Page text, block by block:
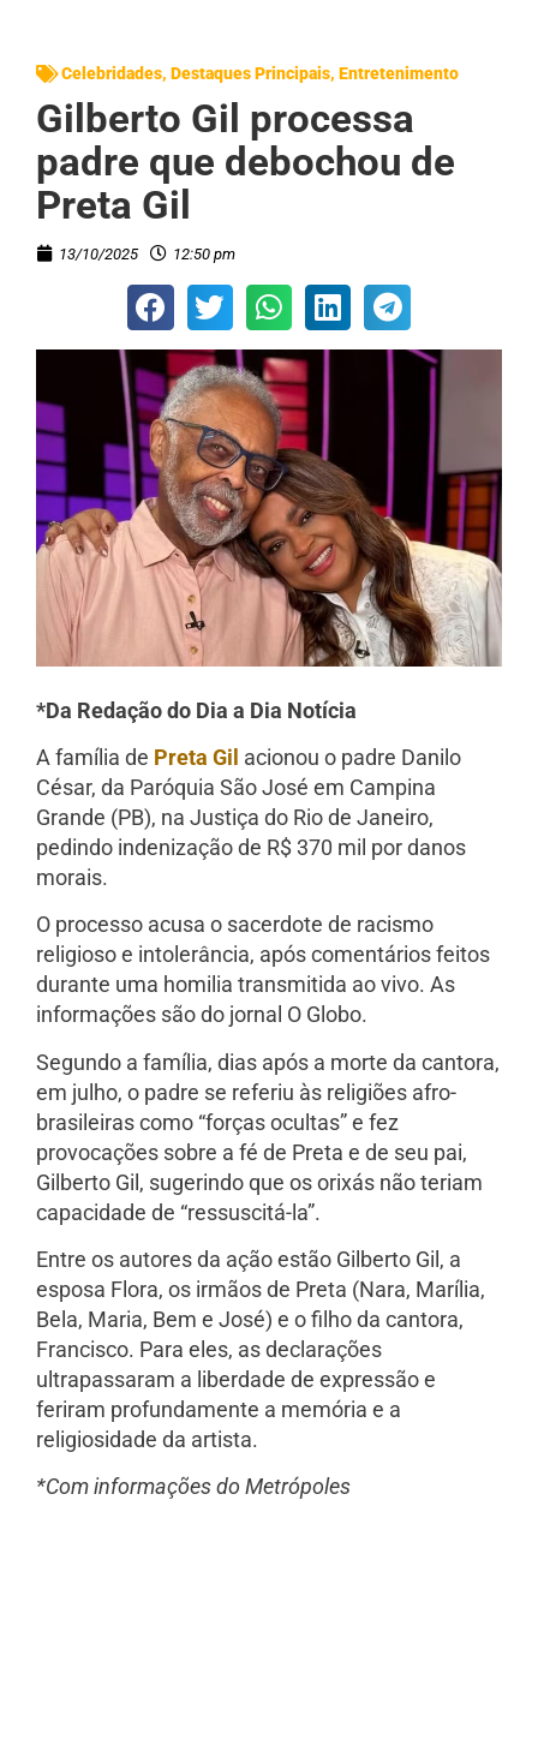
Celebridades, Destaques Principais, Entretenimento
Gilberto Gil processa
padre que debochou de
Preta Gil
13/10/2025 12:50 pm
*Da Redação do Dia a Dia Notícia
A família de Preta Gil acionou o padre Danilo
César, da Paróquia São José em Campina
Grande (PB), na Justiça do Rio de Janeiro,
pedindo indenização de R$ 370 mil por danos
morais.
O processo acusa o sacerdote de racismo
religioso e intolerância, após comentários feitos
durante uma homilia transmitida ao vivo. As
informações são do jornal O Globo.
Segundo a família, dias após a morte da cantora,
em julho, o padre se referiu às religiões afro-
brasileiras como “forças ocultas” e fez
provocações sobre a fé de Preta e de seu pai,
Gilberto Gil, sugerindo que os orixás não teriam
capacidade de “ressuscitá-la”.
Entre os autores da ação estão Gilberto Gil, a
esposa Flora, os irmãos de Preta (Nara, Marília,
Bela, Maria, Bem e José) e o filho da cantora,
Francisco. Para eles, as declarações
ultrapassaram a liberdade de expressão e
feriram profundamente a memória e a
religiosidade da artista.
*Com informações do Metrópoles